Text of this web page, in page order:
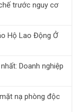
trước nguy cơ
Hộ Lao Động Ở
Doanh nghiệp
nạ phòng độc